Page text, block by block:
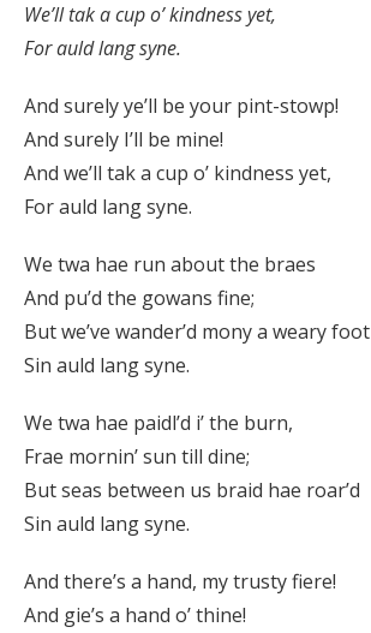
We’ll tak a cup o’ kindness yet,
For auld lang syne.
And surely ye’ll be your pint-stowp!
And surely I’ll be mine!
And we’ll tak a cup o’ kindness yet,
For auld lang syne.
We twa hae run about the braes
And pu’d the gowans fine;
But we’ve wander’d mony a weary foot
Sin auld lang syne.
We twa hae paidl’d i’ the burn,
Frae mornin’ sun till dine;
But seas between us braid hae roar’d
Sin auld lang syne.
And there’s a hand, my trusty fiere!
And gie’s a hand o’ thine!